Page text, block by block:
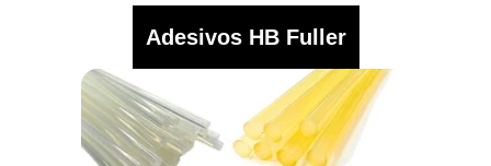
Adesivos HB Fuller